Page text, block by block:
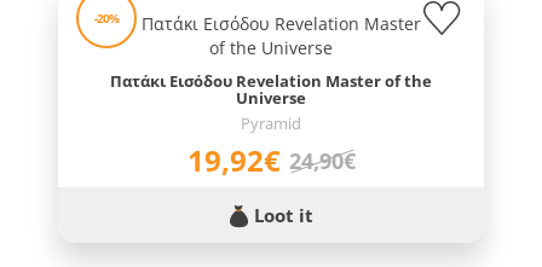
-20%
Πατάκι Εισόδου Revelation Master of the
Universe
Pyramid
19,92€ 24,90€
Loot it